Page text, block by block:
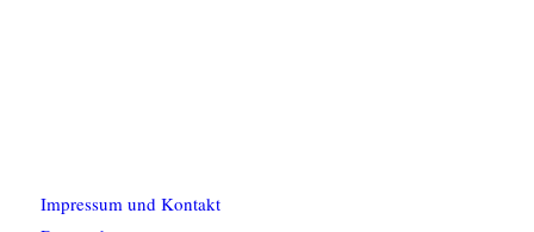
Impressum und Kontakt